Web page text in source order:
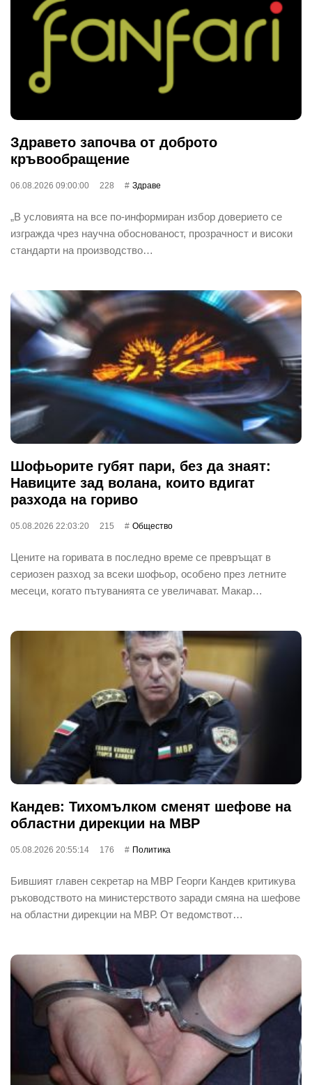
Здравето започва от доброто
кръвообращение
06.08.2026 09:00:00 228 Здраве
„В условията на все по-информиран избор доверието се
изгражда чрез научна обоснованост, прозрачност и високи
стандарти на производство…
Шофьорите губят пари, без да знаят:
Навиците зад волана, които вдигат
разхода на гориво
05.08.2026 22:03:20 215 Общество
Цените на горивата в последно време се превръщат в
сериозен разход за всеки шофьор, особено през летните
месеци, когато пътуванията се увеличават. Макар…
Кандев: Тихомълком сменят шефове на
областни дирекции на МВР
05.08.2026 20:55:14 176 Политика
Бившият главен секретар на МВР Георги Кандев критикува
ръководството на министерството заради смяна на шефове
на областни дирекции на МВР. От ведомствот…